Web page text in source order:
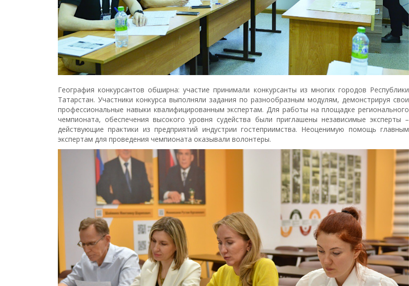
География конкурсантов обширна: участие принимали конкурсанты из многих городов Республики
Татарстан. Участники конкурса выполняли задания по разнообразным модулям, демонстрируя свои
профессиональные навыки квалифицированным экспертам. Для работы на площадке регионального
чемпионата, обеспечения высокого уровня судейства были приглашены независимые эксперты –
действующие практики из предприятий индустрии гостеприимства. Неоценимую помощь главным
экспертам для проведения чемпионата оказывали волонтеры.